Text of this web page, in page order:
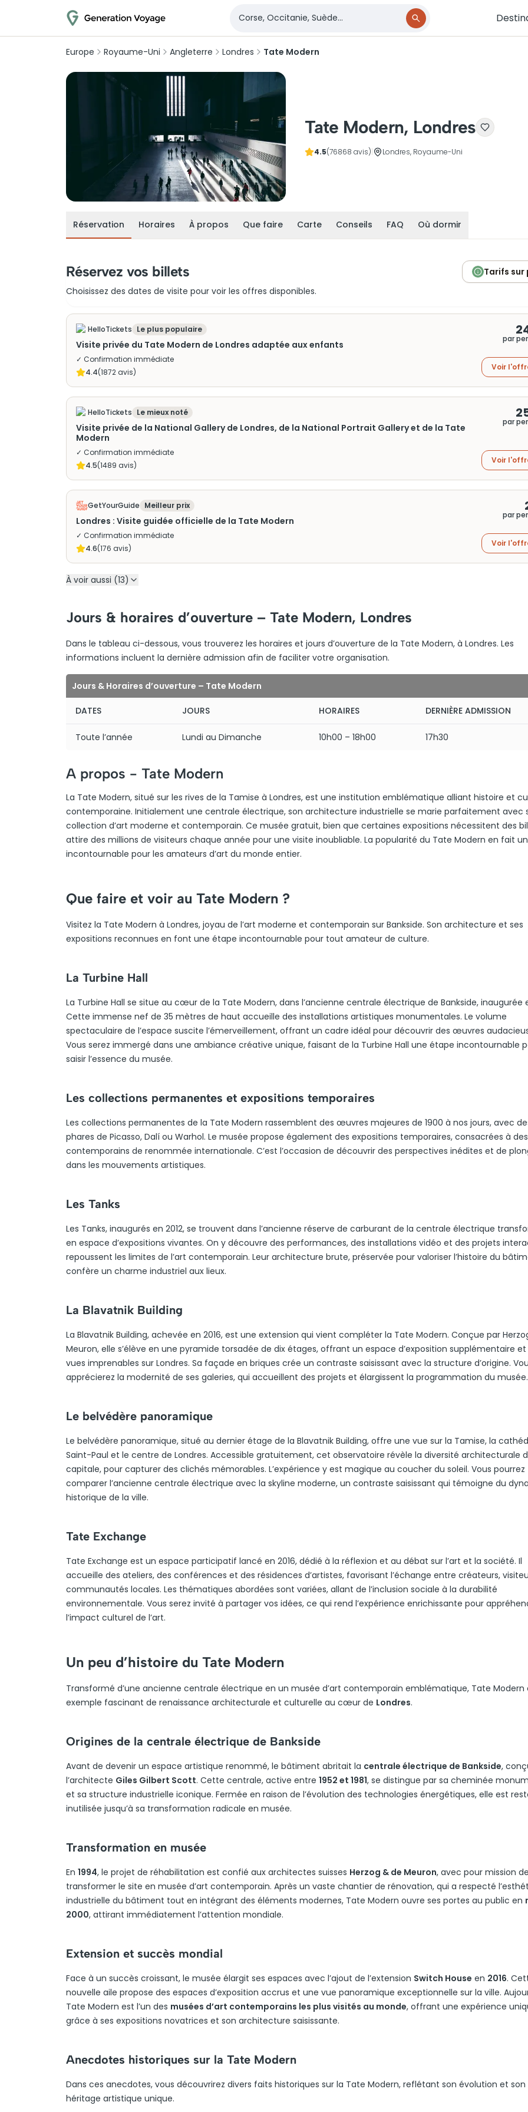
Europe Royaume-Uni Angleterre Londres Tate Modern
Tate Modern, Londres
4.5(76868 avis) Londres, Royaume-Uni
Réservation Horaires À propos Que faire Carte Conseils FAQ Où dormir
Réservez vos billets
Choisissez des dates de visite pour voir les offres disponibles.
Tarifs sur
HelloTickets Le plus populaire
Visite privée du Tate Modern de Londres adaptée aux enfants
✓ Confirmation immédiate
4.4(1872avis)
par
Voir
HelloTickets Le mieux noté
Visite privée de la National Gallery de Londres, de la National Portrait Gallery et de la Tate
Modern
✓ Confirmation immédiate
4.5(1489 avis)
par
Voir
GetYourGuide Meilleur prix
Londres : Visite guidée officielle de la Tate Modern
✓ Confirmation immédiate
4.6(176 avis)
par
Voir
À voir aussi (13)
Jours & horaires d’ouverture – Tate Modern, Londres
Dans le tableau ci-dessous, vous trouverez les horaires et jours d’ouverture de la Tate Modern, à Londres. Les
informations incluent la dernière admission afin de faciliter votre organisation.
Jours & Horaires d’ouverture – Tate Modern
DATES JOURS HORAIRES DERNIÈRE ADMISSION
Toute l’année Lundi au Dimanche 10h00 – 18h00 17h30
A propos - Tate Modern
La Tate Modern, situé sur les rives de la Tamise à Londres, est une institution emblématique alliant histoire et
contemporaine. Initialement une centrale électrique, son architecture industrielle se marie parfaitement avec
collection d’art moderne et contemporain. Ce musée gratuit, bien que certaines expositions nécessitent des
attire des millions de visiteurs chaque année pour une visite inoubliable. La popularité du Tate Modern en fait
incontournable pour les amateurs d’art du monde entier.
Que faire et voir au Tate Modern ?
Visitez la Tate Modern à Londres, joyau de l’art moderne et contemporain sur Bankside. Son architecture et ses
expositions reconnues en font une étape incontournable pour tout amateur de culture.
La Turbine Hall
La Turbine Hall se situe au cœur de la Tate Modern, dans l’ancienne centrale électrique de Bankside, inaugurée
Cette immense nef de 35 mètres de haut accueille des installations artistiques monumentales. Le volume
spectaculaire de l’espace suscite l’émerveillement, offrant un cadre idéal pour découvrir des œuvres
Vous serez immergé dans une ambiance créative unique, faisant de la Turbine Hall une étape incontournable
saisir l’essence du musée.
Les collections permanentes et expositions temporaires
Les collections permanentes de la Tate Modern rassemblent des œuvres majeures de 1900 à nos jours, avec
phares de Picasso, Dalí ou Warhol. Le musée propose également des expositions temporaires, consacrées à
contemporains de renommée internationale. C’est l’occasion de découvrir des perspectives inédites et de
dans les mouvements artistiques.
Les Tanks
Les Tanks, inaugurés en 2012, se trouvent dans l’ancienne réserve de carburant de la centrale électrique
en espace d’expositions vivantes. On y découvre des performances, des installations vidéo et des projets
repoussent les limites de l’art contemporain. Leur architecture brute, préservée pour valoriser l’histoire du
confère un charme industriel aux lieux.
La Blavatnik Building
La Blavatnik Building, achevée en 2016, est une extension qui vient compléter la Tate Modern. Conçue par
Meuron, elle s’élève en une pyramide torsadée de dix étages, offrant un espace d’exposition supplémentaire
vues imprenables sur Londres. Sa façade en briques crée un contraste saisissant avec la structure d’origine.
apprécierez la modernité de ses galeries, qui accueillent des projets et élargissent la programmation du musée.
Le belvédère panoramique
Le belvédère panoramique, situé au dernier étage de la Blavatnik Building, offre une vue sur la Tamise, la
Saint-Paul et le centre de Londres. Accessible gratuitement, cet observatoire révèle la diversité architecturale
capitale, pour capturer des clichés mémorables. L’expérience y est magique au coucher du soleil. Vous pourrez
comparer l’ancienne centrale électrique avec la skyline moderne, un contraste saisissant qui témoigne du
historique de la ville.
Tate Exchange
Tate Exchange est un espace participatif lancé en 2016, dédié à la réflexion et au débat sur l’art et la société. Il
accueille des ateliers, des conférences et des résidences d’artistes, favorisant l’échange entre créateurs,
communautés locales. Les thématiques abordées sont variées, allant de l’inclusion sociale à la durabilité
environnementale. Vous serez invité à partager vos idées, ce qui rend l’expérience enrichissante pour
l’impact culturel de l’art.
Un peu d’histoire du Tate Modern
Transformé d’une ancienne centrale électrique en un musée d’art contemporain emblématique, Tate Modern
exemple fascinant de renaissance architecturale et culturelle au cœur de Londres.
Origines de la centrale électrique de Bankside
Avant de devenir un espace artistique renommé, le bâtiment abritait la centrale électrique de Bankside,
l’architecte Giles Gilbert Scott. Cette centrale, active entre 1952 et 1981, se distingue par sa cheminée
et sa structure industrielle iconique. Fermée en raison de l’évolution des technologies énergétiques, elle est
inutilisée jusqu’à sa transformation radicale en musée.
Transformation en musée
En 1994, le projet de réhabilitation est confié aux architectes suisses Herzog & de Meuron, avec pour mission
transformer le site en musée d’art contemporain. Après un vaste chantier de rénovation, qui a respecté
industrielle du bâtiment tout en intégrant des éléments modernes, Tate Modern ouvre ses portes au public en
2000, attirant immédiatement l’attention mondiale.
Extension et succès mondial
Face à un succès croissant, le musée élargit ses espaces avec l’ajout de l’extension Switch House en 2016.
nouvelle aile propose des espaces d’exposition accrus et une vue panoramique exceptionnelle sur la ville.
Tate Modern est l’un des musées d’art contemporains les plus visités au monde, offrant une expérience
grâce à ses expositions novatrices et son architecture saisissante.
Anecdotes historiques sur la Tate Modern
Dans ces anecdotes, vous découvrirez divers faits historiques sur la Tate Modern, reflétant son évolution et son
héritage artistique unique.